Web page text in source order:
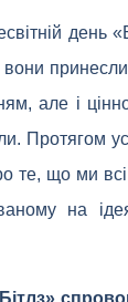
день
принесли
але і
Протягом
те, що ми
на